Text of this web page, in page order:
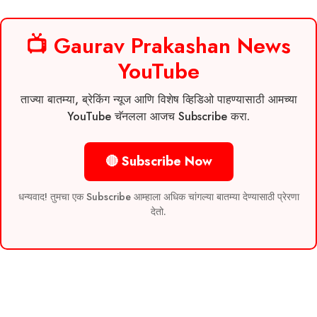
📺 Gaurav Prakashan News
YouTube
ताज्या बातम्या, ब्रेकिंग न्यूज आणि विशेष व्हिडिओ पाहण्यासाठी आमच्या
YouTube चॅनलला आजच Subscribe करा.
🔴 Subscribe Now
धन्यवाद! तुमचा एक Subscribe आम्हाला अधिक चांगल्या बातम्या देण्यासाठी प्रेरणा
देतो.